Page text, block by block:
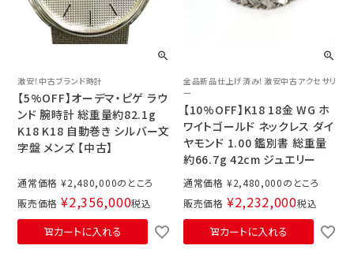
激安！中古ブランド時計
【5%OFF】オーデマ・ピゲ ラウ
ンド 腕時計 総重量約82.1g
K18 K18 自動巻き シルバー文
字盤 メンズ 【中古】
通常価格 ¥2,480,000
販売価格 ¥2,356,000税込
カートに入れる
全品新品仕上げ済み！激安中古アクセサリ
ー
【10%OFF】K18 18金 WG ホ
ワイトゴールド ネックレス ダイ
ヤモンド 1.00 鑑別書 総重量
約66.7g 42cm ジュエリー
通常価格 ¥2,480,000
販売価格 ¥2,232,000税込
カートに入れる